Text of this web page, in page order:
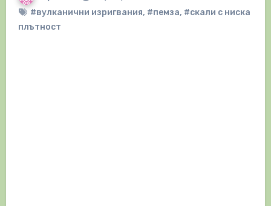
#вулканични изригвания, #пемза, #скали с ниска
плътност